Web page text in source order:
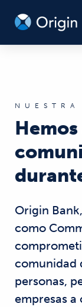
Origin
como
comunidad
personas,
empresas a